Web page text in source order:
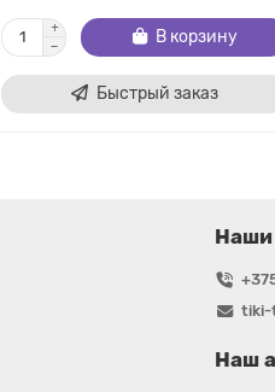
В корзину
Быстрый заказ
Наши
tiki-
Наш